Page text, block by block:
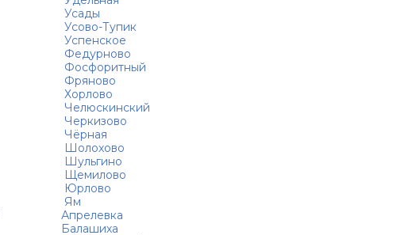
Усады
Усово-Тупик
Успенское
Федурново
Фосфоритный
Фряново
Хорлово
Челюскинский
Черкизово
Чёрная
Шолохово
Шульгино
Щемилово
Юрлово
Ям
Апрелевка
Балашиха